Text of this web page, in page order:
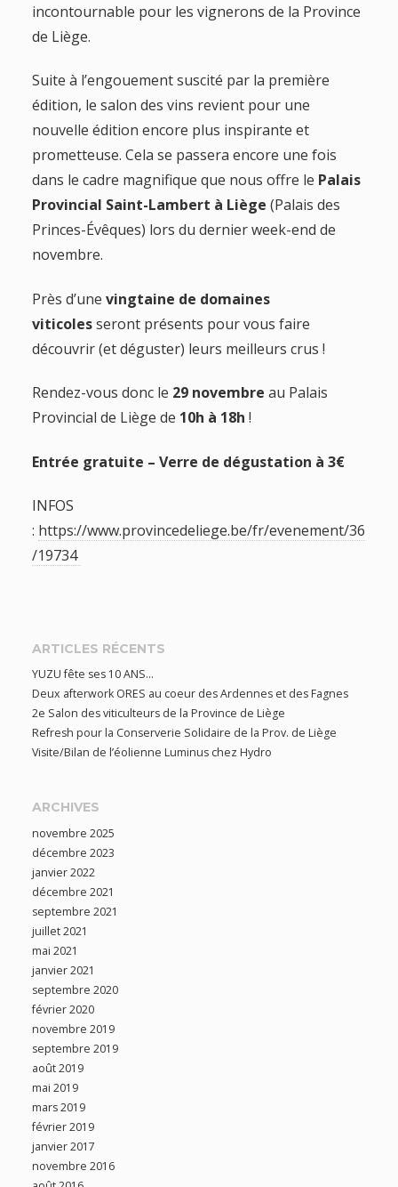
incontournable pour les vignerons de la Province
de Liège.
Suite à l’engouement suscité par la première
édition, le salon des vins revient pour une
nouvelle édition encore plus inspirante et
prometteuse. Cela se passera encore une fois
dans le cadre magnifique que nous offre le Palais
Provincial Saint-Lambert à Liège (Palais des
Princes-Évêques) lors du dernier week-end de
novembre.
Près d’une vingtaine de domaines
viticolesseront présents pour vous faire
découvrir (et déguster) leurs meilleurs crus !
Rendez-vous donc le 29 novembre au Palais
Provincial de Liège de 10h à 18h !
Entrée gratuite – Verre de dégustation à 3€
INFOS
: https://www.provincedeliege.be/fr/evenement/36
/19734
ARTICLES RÉCENTS
YUZU fête ses 10 ANS…
Deux afterwork ORES au coeur des Ardennes et des Fagnes
2e Salon des viticulteurs de la Province de Liège
Refresh pour la Conserverie Solidaire de la Prov. de Liège
Visite/Bilan de l’éolienne Luminus chez Hydro
ARCHIVES
novembre 2025
décembre 2023
janvier 2022
décembre 2021
septembre 2021
juillet 2021
mai 2021
janvier 2021
septembre 2020
février 2020
novembre 2019
septembre 2019
août 2019
mai 2019
mars 2019
février 2019
janvier 2017
novembre 2016